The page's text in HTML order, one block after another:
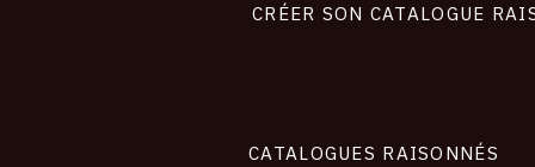
CRÉER SON CATALOGUE
CATALOGUES RAISONNÉS